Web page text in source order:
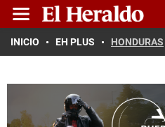
INICIO EH PLUS HONDURAS